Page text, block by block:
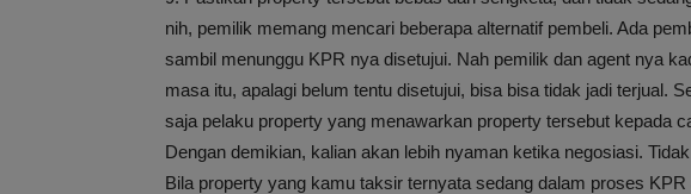
nih, pemilik memang mencari beberapa alternatif pembeli. Ada
sambil menunggu KPR nya disetujui. Nah pemilik dan agent nya
masa itu, apalagi belum tentu disetujui, bisa bisa tidak jadi terjual.
saja pelaku property yang menawarkan property tersebut kepada
Dengan demikian, kalian akan lebih nyaman ketika negosiasi.
Bila property yang kamu taksir ternyata sedang dalam proses